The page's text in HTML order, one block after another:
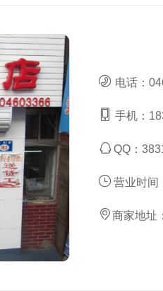
电话：
手机：
QQ：
营业时间
商家地址：